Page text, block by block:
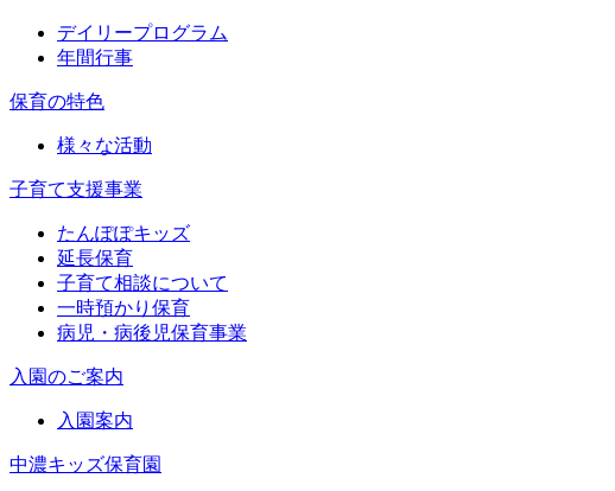
デイリープログラム
年間行事
保育の特色
様々な活動
子育て支援事業
たんぽぽキッズ
延長保育
子育て相談について
一時預かり保育
病児・病後児保育事業
入園のご案内
入園案内
中濃キッズ保育園